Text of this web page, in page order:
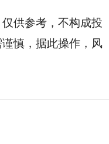
供参考，不构成投
慎，据此操作，风